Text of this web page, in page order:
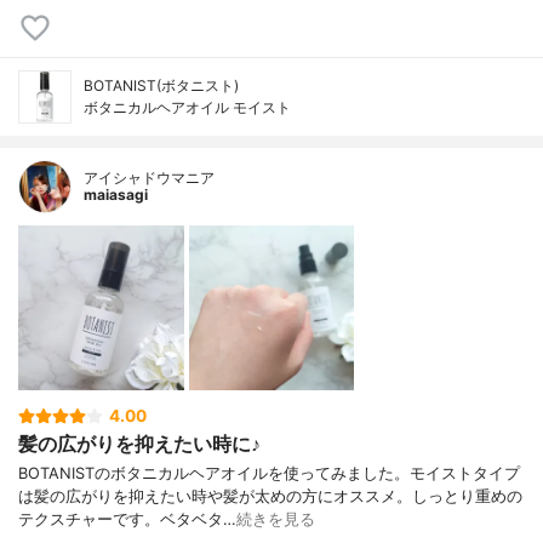
BOTANIST(ボタニスト)
ボタニカルヘアオイル モイスト
アイシャドウマニア
maiasagi
4.00
髪の広がりを抑えたい時に♪
BOTANISTのボタニカルヘアオイルを使ってみました。モイストタイプ
は髪の広がりを抑えたい時や髪が太めの方にオススメ。しっとり重めの
テクスチャーです。ベタベタ…続きを見る